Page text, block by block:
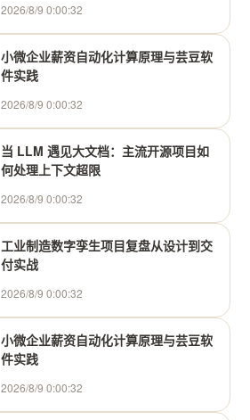
2026/8/9 0:00:32
小微企业薪资自动化计算原理与芸豆软
件实践
2026/8/9 0:00:32
当 LLM 遇见大文档：主流开源项目如
何处理上下文超限
2026/8/9 0:00:32
工业制造数字孪生项目复盘从设计到交
付实战
2026/8/9 0:00:32
小微企业薪资自动化计算原理与芸豆软
件实践
2026/8/9 0:00:32